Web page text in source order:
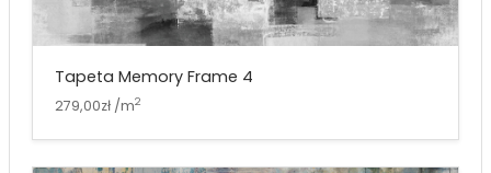
Tapeta Memory Frame 4
279,00zł /m2